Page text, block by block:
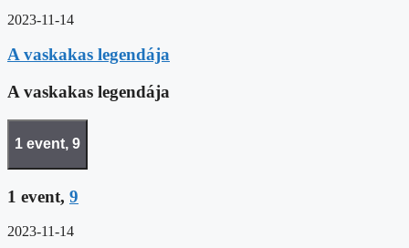
2023-11-14
A vaskakas legendája
A vaskakas legendája
1 event, 9
1 event, 9
2023-11-14